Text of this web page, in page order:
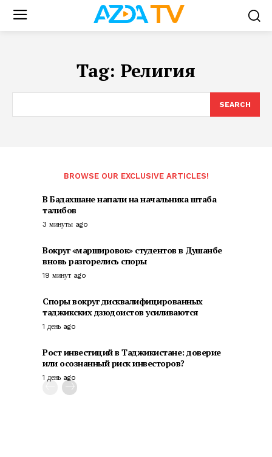
Tag: Религия
SEARCH
BROWSE OUR EXCLUSIVE ARTICLES!
В Бадахшане напали на начальника штаба
талибов
3 минуты ago
Вокруг «маршировок» студентов в Душанбе
вновь разгорелись споры
19 минут ago
Споры вокруг дисквалифицированных
таджикских дзюдоистов усиливаются
1 день ago
Рост инвестиций в Таджикистане: доверие
или осознанный риск инвесторов?
1 день ago